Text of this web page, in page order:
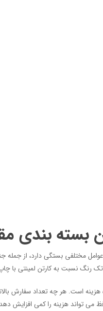
بسته بندی
مختلفی بستگی دارد، از
تک رنگ نسبت به کارتن لمینتی با
هزینه است. هر چه تعداد سفارش
می تواند هزینه را کمی افزایش